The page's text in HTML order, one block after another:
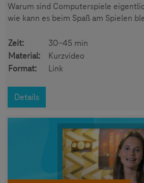
Warum sind Computerspiele
wie kann es beim Spaß am Spielen
Zeit:
30-45 min
Material:
Kurzvideo
Format:
Link
Details